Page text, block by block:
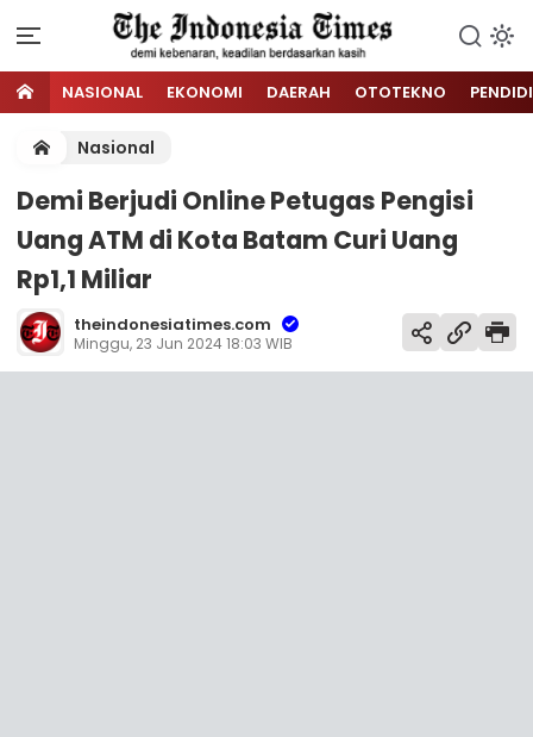
NASIONAL EKONOMI DAERAH OTOTEKNO
Nasional
Demi Berjudi Online Petugas Pengisi
Uang ATM di Kota Batam Curi Uang
Rp1,1 Miliar
theindonesiatimes.com
Minggu, 23 Jun 2024 18:03 WIB